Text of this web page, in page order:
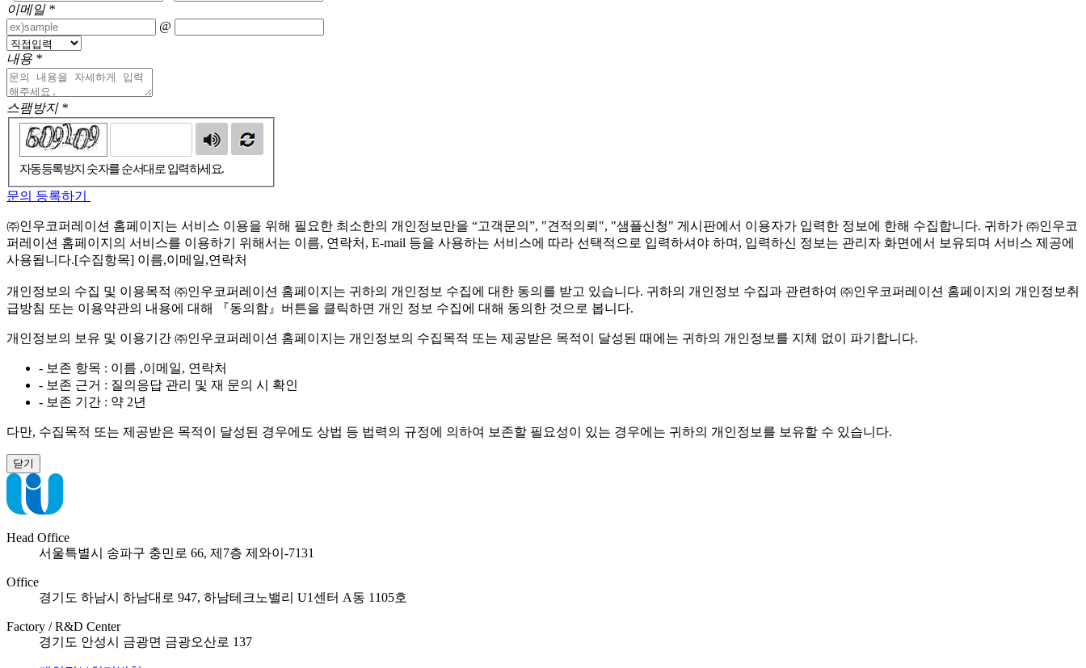
이메일 *
@
내용 *
스팸방지 *
자동등록방지 숫자를 순서대로 입력하세요.
문의 등록하기
㈜인우코퍼레이션 홈페이지는 서비스 이용을 위해 필요한 최소한의 개인정보만을 “고객문의”, "견적의뢰", "샘플신청" 게시판에서 이용자가 입력한 정보에 한해 수집합니다. 귀하가 ㈜인우코
퍼레이션 홈페이지의 서비스를 이용하기 위해서는 이름, 연락처, E-mail 등을 사용하는 서비스에 따라 선택적으로 입력하셔야 하며, 입력하신 정보는 관리자 화면에서 보유되며 서비스 제공에
사용됩니다.[수집항목] 이름,이메일,연락처
개인정보의 수집 및 이용목적 ㈜인우코퍼레이션 홈페이지는 귀하의 개인정보 수집에 대한 동의를 받고 있습니다. 귀하의 개인정보 수집과 관련하여 ㈜인우코퍼레이션 홈페이지의 개인정보취
급방침 또는 이용약관의 내용에 대해 『동의함』버튼을 클릭하면 개인 정보 수집에 대해 동의한 것으로 봅니다.
개인정보의 보유 및 이용기간 ㈜인우코퍼레이션 홈페이지는 개인정보의 수집목적 또는 제공받은 목적이 달성된 때에는 귀하의 개인정보를 지체 없이 파기합니다.
- 보존 항목 : 이름 ,이메일, 연락처
- 보존 근거 : 질의응답 관리 및 재 문의 시 확인
- 보존 기간 : 약 2년
다만, 수집목적 또는 제공받은 목적이 달성된 경우에도 상법 등 법력의 규정에 의하여 보존할 필요성이 있는 경우에는 귀하의 개인정보를 보유할 수 있습니다.
닫기
Head Office
서울특별시 송파구 충민로 66, 제7층 제와이-7131
Office
경기도 하남시 하남대로 947, 하남테크노밸리 U1센터 A동 1105호
Factory / R&D Center
경기도 안성시 금광면 금광오산로 137